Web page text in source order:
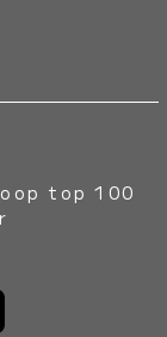
top 100